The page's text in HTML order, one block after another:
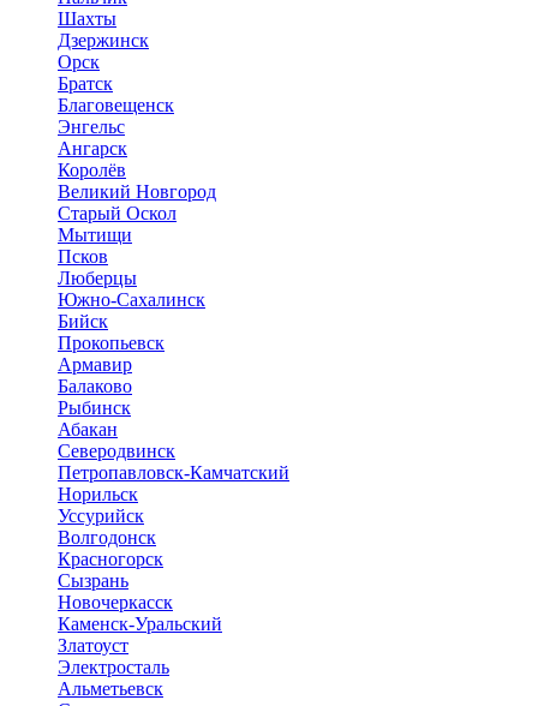
Шахты
Дзержинск
Орск
Братск
Благовещенск
Энгельс
Ангарск
Королёв
Великий Новгород
Старый Оскол
Мытищи
Псков
Люберцы
Южно-Сахалинск
Бийск
Прокопьевск
Армавир
Балаково
Рыбинск
Абакан
Северодвинск
Петропавловск-Камчатский
Норильск
Уссурийск
Волгодонск
Красногорск
Сызрань
Новочеркасск
Каменск-Уральский
Златоуст
Электросталь
Альметьевск